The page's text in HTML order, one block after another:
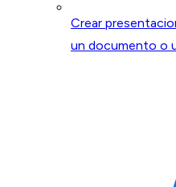
Crear
un documento o